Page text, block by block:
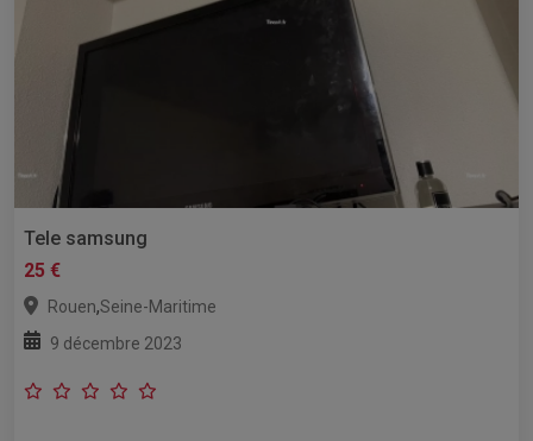
Tele samsung
25 €
Rouen,Seine-Maritime
9 décembre 2023